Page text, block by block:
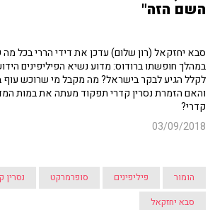
השם הזה"
סבא יחזקאל (רון שלום) עדכן את דידי הררי בכל
במהלך חופשתו ברודוס: מדוע נשיא הפיליפינים
והאם הזמרת נסרין קדרי תפקוד מעתה את במות
קדרי?
03/09/2018
הומור פיליפינים סופרמרקט
נסרין
סבא יחזקאל